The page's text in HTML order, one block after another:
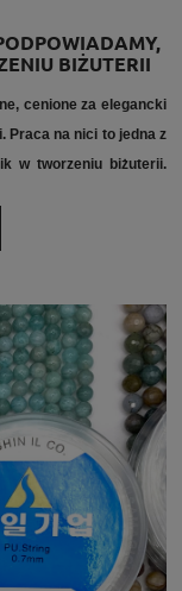
BIŻUTERII
cenione za elegancki
Praca na nici to jedna z
w tworzeniu biżuterii.
właściwa grubość oraz
projekty trwałe i